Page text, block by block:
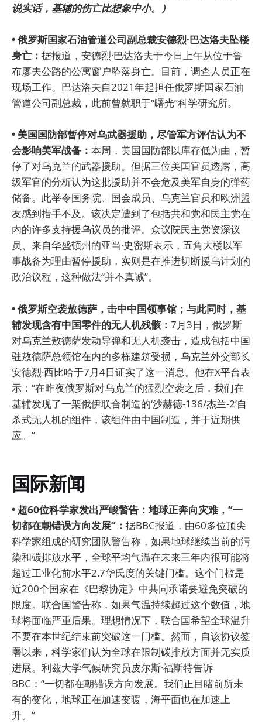
说实话，基辅的伤亡比想象中小。）
• 俄罗斯国家石油管道公司副总裁安德烈·巴达洛夫坠楼
身亡： 据报道，安德烈·巴达洛夫于今日上午从位于鲁
布廖夫公路的公寓窗户坠落身亡。目前，调查人员正在
现场工作。巴达洛夫自2021年起担任俄罗斯国家石油
管道公司副总裁，此前曾就职于“曙光”科学研究所。
• 美国国防部暂停对乌武器援助，尽管军方评估认为不
会影响美军战备： 本周，美国国防部以库存低为由，暂
停了对乌克兰的武器援助。但据三位美国官员透露，高
级军官的分析认为这批援助并不会危及美军自身的弹药
储备。此举令国务院、国会成员、乌克兰官员和欧洲盟
友感到措手不及。该决定遭到了包括共和党和民主党在
内的许多支持援乌议员的批评。众议院民主党资深议
员、来自华盛顿州的亚当·史密斯表示，五角大楼以军
事战备为理由暂停援助，实则是在推进切断援乌计划的
政治议程，这种做法“并不真诚”。
• 俄罗斯空袭敖德萨，击中中国领事馆；与此同时，基
辅发现含有中国零件的无人机残骸： 7月3日，俄罗斯
对乌克兰敖德萨发动导弹和无人机袭击，造成包括中国
驻敖德萨总领馆在内的多栋建筑受损，乌克兰外交部长
安德烈·西比哈于7月4日证实了这一消息。他在X平台表
示：“在昨夜俄罗斯对乌克兰的猛烈空袭之后，我们在
基辅发现了一架俄伊联合制造的‘沙赫德-136/杰兰-2’自
杀式无人机的组件，该组件由中国制造，并于近期供
应。”
国际新闻
• 超60位科学家发出严峻警告：地球正奔向灾难，“一
切都在朝错误方向发展”： 据BBC报道，由60多位顶尖
科学家组成的研究团队警告称，如果地球继续当前的污
染和碳排放水平，全球平均气温在未来三年内很可能将
超过工业化前水平2.7华氏度的关键门槛。这个门槛是
近200个国家在《巴黎协定》中共同承诺要避免突破的
限度。联合国警告称，如果气温持续超过这个数值，地
球将面临严重后果。理想情况下，联合国希望全球温升
不要在本世纪结束前突破这一门槛。然而，自该协议签
署以来，科学家们认为全球在限制碳排放方面并无实质
进展。利兹大学气候研究员皮尔斯·福斯特告诉
BBC：“一切都在朝错误方向发展。我们正目睹前所未
有的变化，地球正在加速变暖，海平面也在加速上
升。”